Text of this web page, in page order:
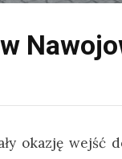
okazję wejść